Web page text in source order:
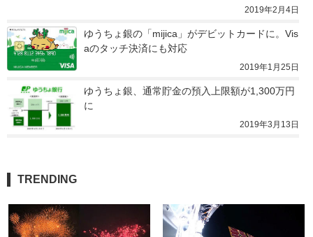
2019年2月4日
ゆうちょ銀の「mijica」がデビットカードに。Vis
aのタッチ決済にも対応
2019年1月25日
ゆうちょ銀、通常貯金の預入上限額が1,300万円
に
2019年3月13日
TRENDING